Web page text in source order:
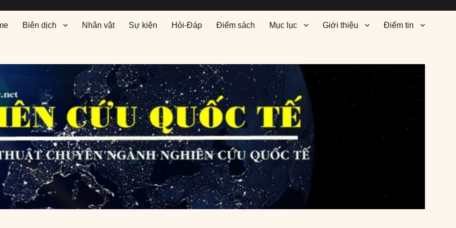
Biên dịch Nhân vật Sự kiện Hỏi-Đáp Điểm sách Mục lục Giới thiệu Điểm tin